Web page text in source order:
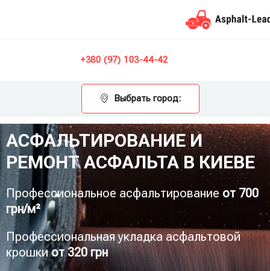
+380 (97) 103-44-42
Выбрать город:
АСФАЛЬТИРОВАНИЕ И
РЕМОНТ АСФАЛЬТА В КИЕВЕ
Профессиональное асфальтирование от 700
грн/м²
Профессиональная укладка асфальтовой
крошкиот 320 грн